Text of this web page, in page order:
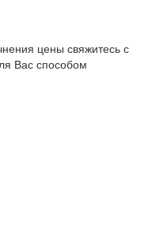
цены свяжитесь с
Вас способом